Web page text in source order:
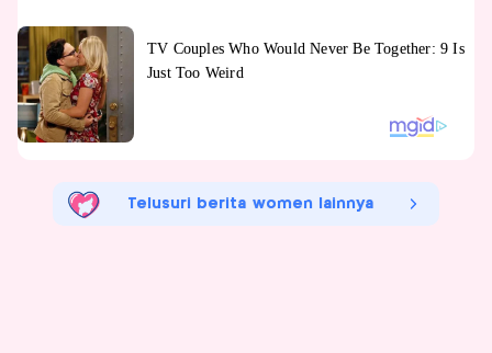
Telusuri berita women lainnya